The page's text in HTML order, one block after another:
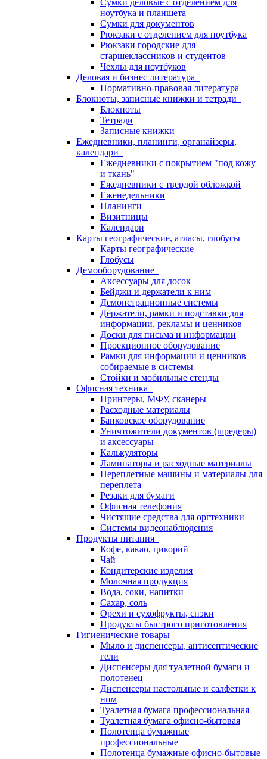
Сумки деловые с отделением для
ноутбука и планшета
Сумки для документов
Рюкзаки с отделением для ноутбука
Рюкзаки городские для
старшеклассников и студентов
Чехлы для ноутбуков
Деловая и бизнес литература
Нормативно-правовая литература
Блокноты, записные книжки и тетради
Блокноты
Тетради
Записные книжки
Ежедневники, планинги, органайзеры,
календари
Ежедневники с покрытием "под кожу
и ткань"
Ежедневники с твердой обложкой
Еженедельники
Планинги
Визитницы
Календари
Карты географические, атласы, глобусы
Карты географические
Глобусы
Демооборудование
Аксессуары для досок
Бейджи и держатели к ним
Демонстрационные системы
Держатели, рамки и подставки для
информации, рекламы и ценников
Доски для письма и информации
Проекционное оборудование
Рамки для информации и ценников
собираемые в системы
Стойки и мобильные стенды
Офисная техника
Принтеры, МФУ, сканеры
Расходные материалы
Банковское оборудование
Уничтожители документов (шредеры)
и аксессуары
Калькуляторы
Ламинаторы и расходные материалы
Переплетные машины и материалы для
переплета
Резаки для бумаги
Офисная телефония
Чистящие средства для оргтехники
Системы видеонаблюдения
Продукты питания
Кофе, какао, цикорий
Чай
Кондитерские изделия
Молочная продукция
Вода, соки, напитки
Сахар, соль
Орехи и сухофрукты, снэки
Продукты быстрого приготовления
Гигиенические товары
Мыло и диспенсеры, антисептические
гели
Диспенсеры для туалетной бумаги и
полотенец
Диспенсеры настольные и салфетки к
ним
Туалетная бумага профессиональная
Туалетная бумага офисно-бытовая
Полотенца бумажные
профессиональные
Полотенца бумажные офисно-бытовые